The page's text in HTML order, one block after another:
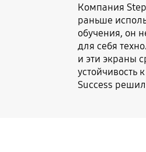
Компания
раньше
обучения, он
для себя
и эти экраны
устойчивость
Success